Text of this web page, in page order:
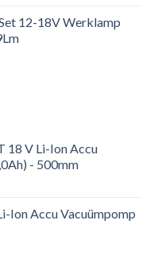
12-18V Werklamp
18 V Li-Ion Accu
- 500mm
Ion Accu Vacuümpomp